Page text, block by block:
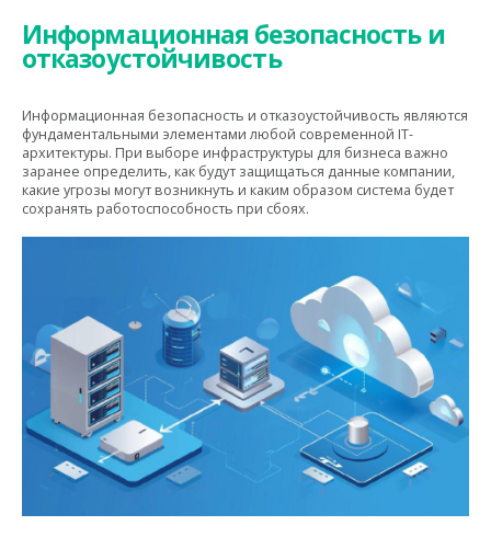
Информационная безопасность и
отказоустойчивость
Информационная безопасность и отказоустойчивость являются
фундаментальными элементами любой современной IT-
архитектуры. При выборе инфраструктуры для бизнеса важно
заранее определить, как будут защищаться данные компании,
какие угрозы могут возникнуть и каким образом система будет
сохранять работоспособность при сбоях.